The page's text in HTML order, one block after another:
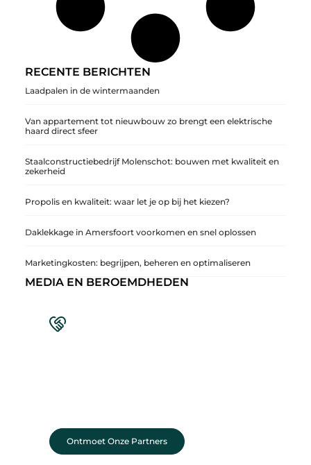
RECENTE BERICHTEN
Laadpalen in de wintermaanden
Van appartement tot nieuwbouw zo brengt een elektrische
haard direct sfeer
Staalconstructiebedrijf Molenschot: bouwen met kwaliteit en
zekerheid
Propolis en kwaliteit: waar let je op bij het kiezen?
Daklekkage in Amersfoort voorkomen en snel oplossen
Marketingkosten: begrijpen, beheren en optimaliseren
MEDIA EN BEROEMDHEDEN
Ontmoet Onze Partners